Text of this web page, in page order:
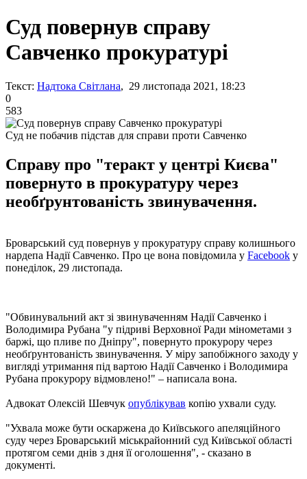
Суд повернув справу
Савченко прокуратурі
Текст: Надтока Світлана, 29 листопада 2021, 18:23
0
583
Суд не побачив підстав для справи проти Савченко
Справу про "теракт у центрі Києва"
повернуто в прокуратуру через
необґрунтованість звинувачення.
Броварський суд повернув у прокуратуру справу колишнього
нардепа Надії Савченко. Про це вона повідомила у Facebook у
понеділок, 29 листопада.
"Обвинувальний акт зі звинуваченням Надії Савченко і
Володимира Рубана "у підриві Верховної Ради мінометами з
баржі, що пливе по Дніпру", повернуто прокурору через
необґрунтованість звинувачення. У міру запобіжного заходу у
вигляді утримання під вартою Надії Савченко і Володимира
Рубана прокурору відмовлено!" – написала вона.
Адвокат Олексій Шевчук опублікував копію ухвали суду.
"Ухвала може бути оскаржена до Київського апеляційного
суду через Броварський міськрайонний суд Київської області
протягом семи днів з дня її оголошення", - сказано в
документі.